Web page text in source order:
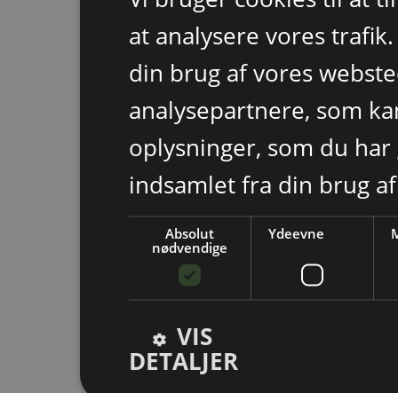
at analysere vores
din brug af vores
analysepartnere, som
oplysninger, som du
indsamlet fra din brug
Absolut
nødvendige
Ydeevne
VIS
DETALJER